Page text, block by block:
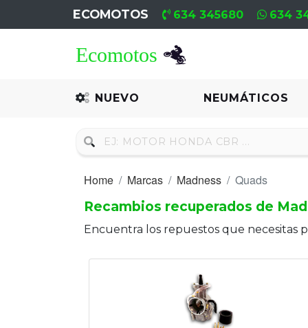
ECOMOTOS 634 345680 634
NUEVO NEUMÁTICOS
Recambio
Neumáticos
Motores
Home Marcas Madness
Quads
Recambios recuperados de
Encuentra los repuestos que necesitas